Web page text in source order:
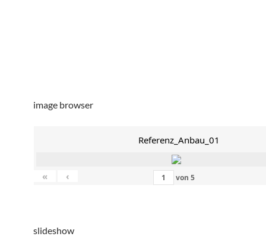
image browser
Referenz_Anbau_01
« ‹ von 5
slideshow